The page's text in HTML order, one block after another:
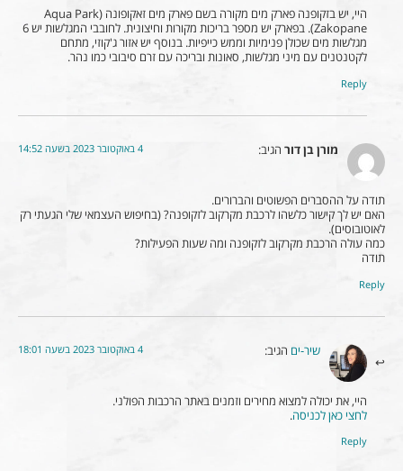
היי, יש בזקופנה פארק מים מקורה בשם פארק מים זאקופונה (Aqua Park
Zakopane). בפארק יש מספר בריכות מקורות וחיצונית. לחובבי המגלשות יש 6
מגלשות מים שכולן פנימיות וממש כייפיות. בנוסף יש אזור ג'קוזי, מתחם
לקטנטנים עם מיני מגלשות, סאונות ובריכה עם זרם סיבובי כמו נהר.
Reply
מורן בן דור הגיב: 4 באוקטובר 2023 בשעה 14:52
תודה על ההסברים הפשוטים והברורים.
האם יש לך קישור כלשהו לרכבת מקרקוב לזקופנה? (בחיפוש העצמאי שלי הגעתי רק
לאוטובוסים).
כמה עולה הרכבת מקרקוב לזקופנה ומה שעות הפעילות?
תודה
Reply
שיר-ים הגיב: 4 באוקטובר 2023 בשעה 18:01
היי, את יכולה למצוא מחירים וזמנים באתר הרכבות הפולני.
לחצי כאן לכניסה.
Reply